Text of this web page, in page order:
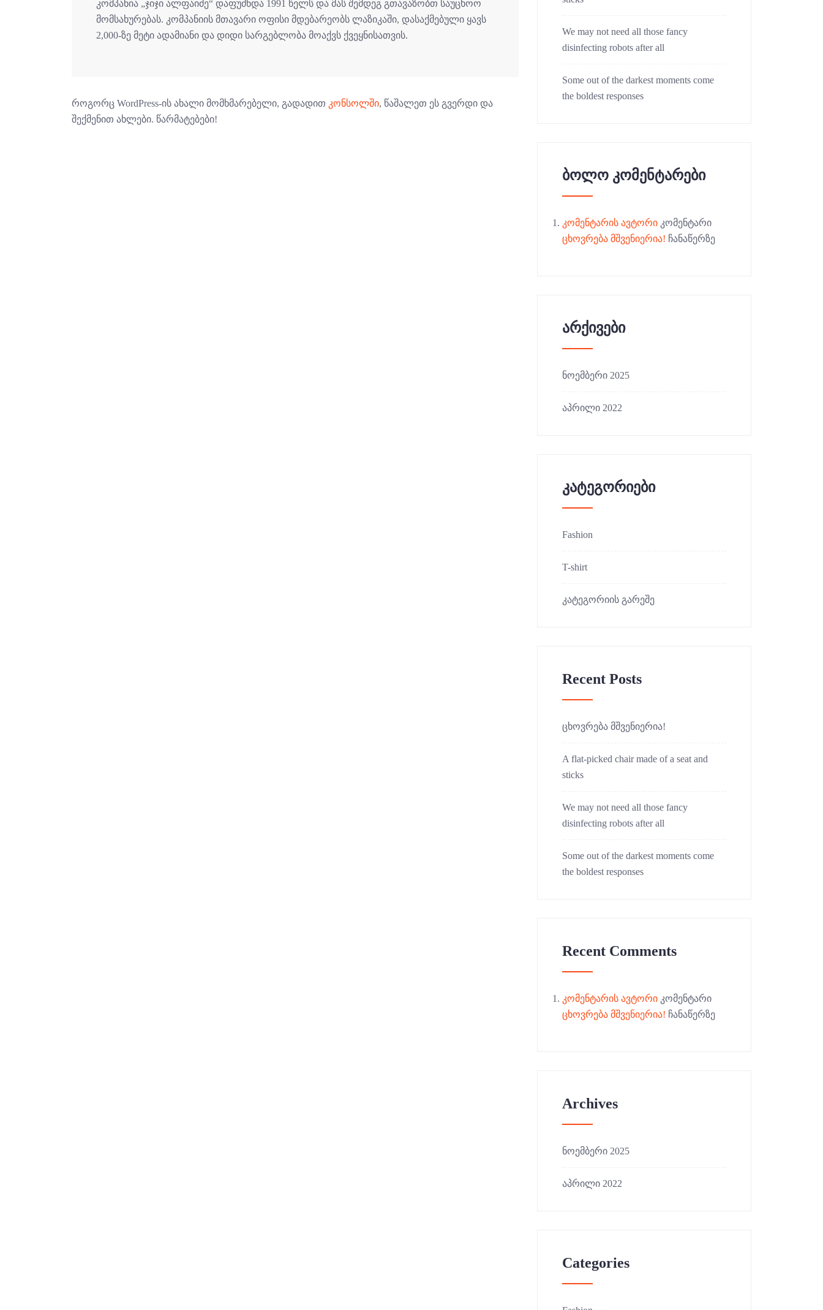
კომპანია „ჯიჯი ალფაიძე“ დაფუძნდა 1991 წელს და მას შემდეგ გთავაზობთ საუცხოო
მომსახურებას. კომპანიის მთავარი ოფისი მდებარეობს ლაზიკაში, დასაქმებული ყავს
2,000-ზე მეტი ადამიანი და დიდი სარგებლობა მოაქვს ქვეყნისათვის.
როგორც WordPress-ის ახალი მომხმარებელი, გადადით კონსოლში, წაშალეთ ეს გვერდი და
შექმენით ახლები. წარმატებები!
We may not need all those fancy
disinfecting robots after all
Some out of the darkest moments come
the boldest responses
ბოლო კომენტარები
კომენტარის ავტორი კომენტარი
ცხოვრება მშვენიერია! ჩანაწერზე
არქივები
ნოემბერი 2025
აპრილი 2022
კატეგორიები
Fashion
T-shirt
კატეგორიის გარეშე
Recent Posts
ცხოვრება მშვენიერია!
A flat-picked chair made of a seat and
sticks
We may not need all those fancy
disinfecting robots after all
Some out of the darkest moments come
the boldest responses
Recent Comments
კომენტარის ავტორი კომენტარი
ცხოვრება მშვენიერია! ჩანაწერზე
Archives
ნოემბერი 2025
აპრილი 2022
Categories